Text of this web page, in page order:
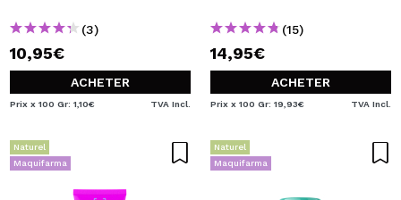
(3)
10,95€
ACHETER
Prix x 100 Gr: 1,10€ TVA Incl.
(15)
14,95€
ACHETER
Prix x 100 Gr: 19,93€ TVA Incl.
Naturel
Maquifarma
Naturel
Maquifarma